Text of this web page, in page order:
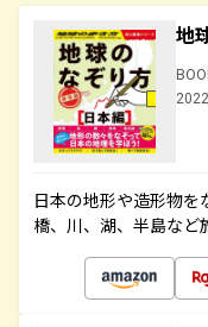
地
日本の地形や造形物
橋、川、湖、半島など